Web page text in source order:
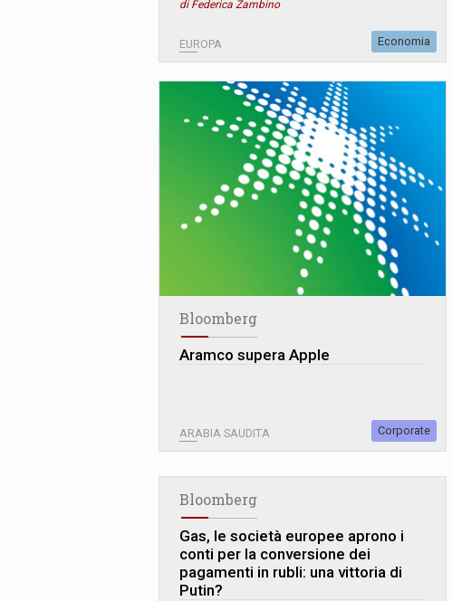
di Federica Zambino
EUROPA Economia
Bloomberg
Aramco supera Apple
ARABIA SAUDITA Corporate
Bloomberg
Gas, le società europee aprono i
conti per la conversione dei
pagamenti in rubli: una vittoria di
Putin?